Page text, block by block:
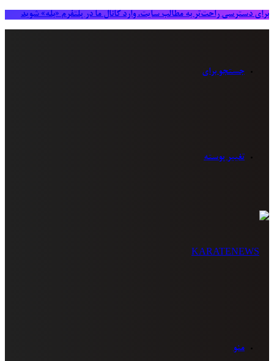
برای دسترسی راحت‌تر به مطالب سایت، وارد کانال ما در پلتفرم «بله» شوید
جستجو برای
تغییر پوسته
منو